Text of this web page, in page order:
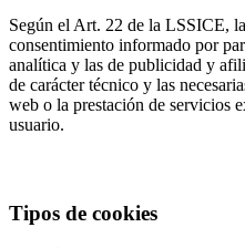
Según el Art. 22 de la LSSICE,
consentimiento informado por
analítica y las de publicidad y
de carácter técnico y las
web o la prestación de servicios
usuario.
Tipos de cookies